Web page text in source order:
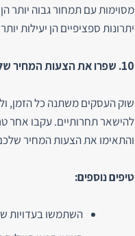
מסוימות עם תמחור גבוה יותר
יתרונות ספציפיים הן יעילות
10. שפרו את הצעות המחיר שלכם באופן מתמיד:
שוק העסקים משתנה כל הזמן,
להישאר תחרותיים. עקבו אחר
והתאימו את הצעות המחיר
טיפים נוספים:
השתמשו בעדויות